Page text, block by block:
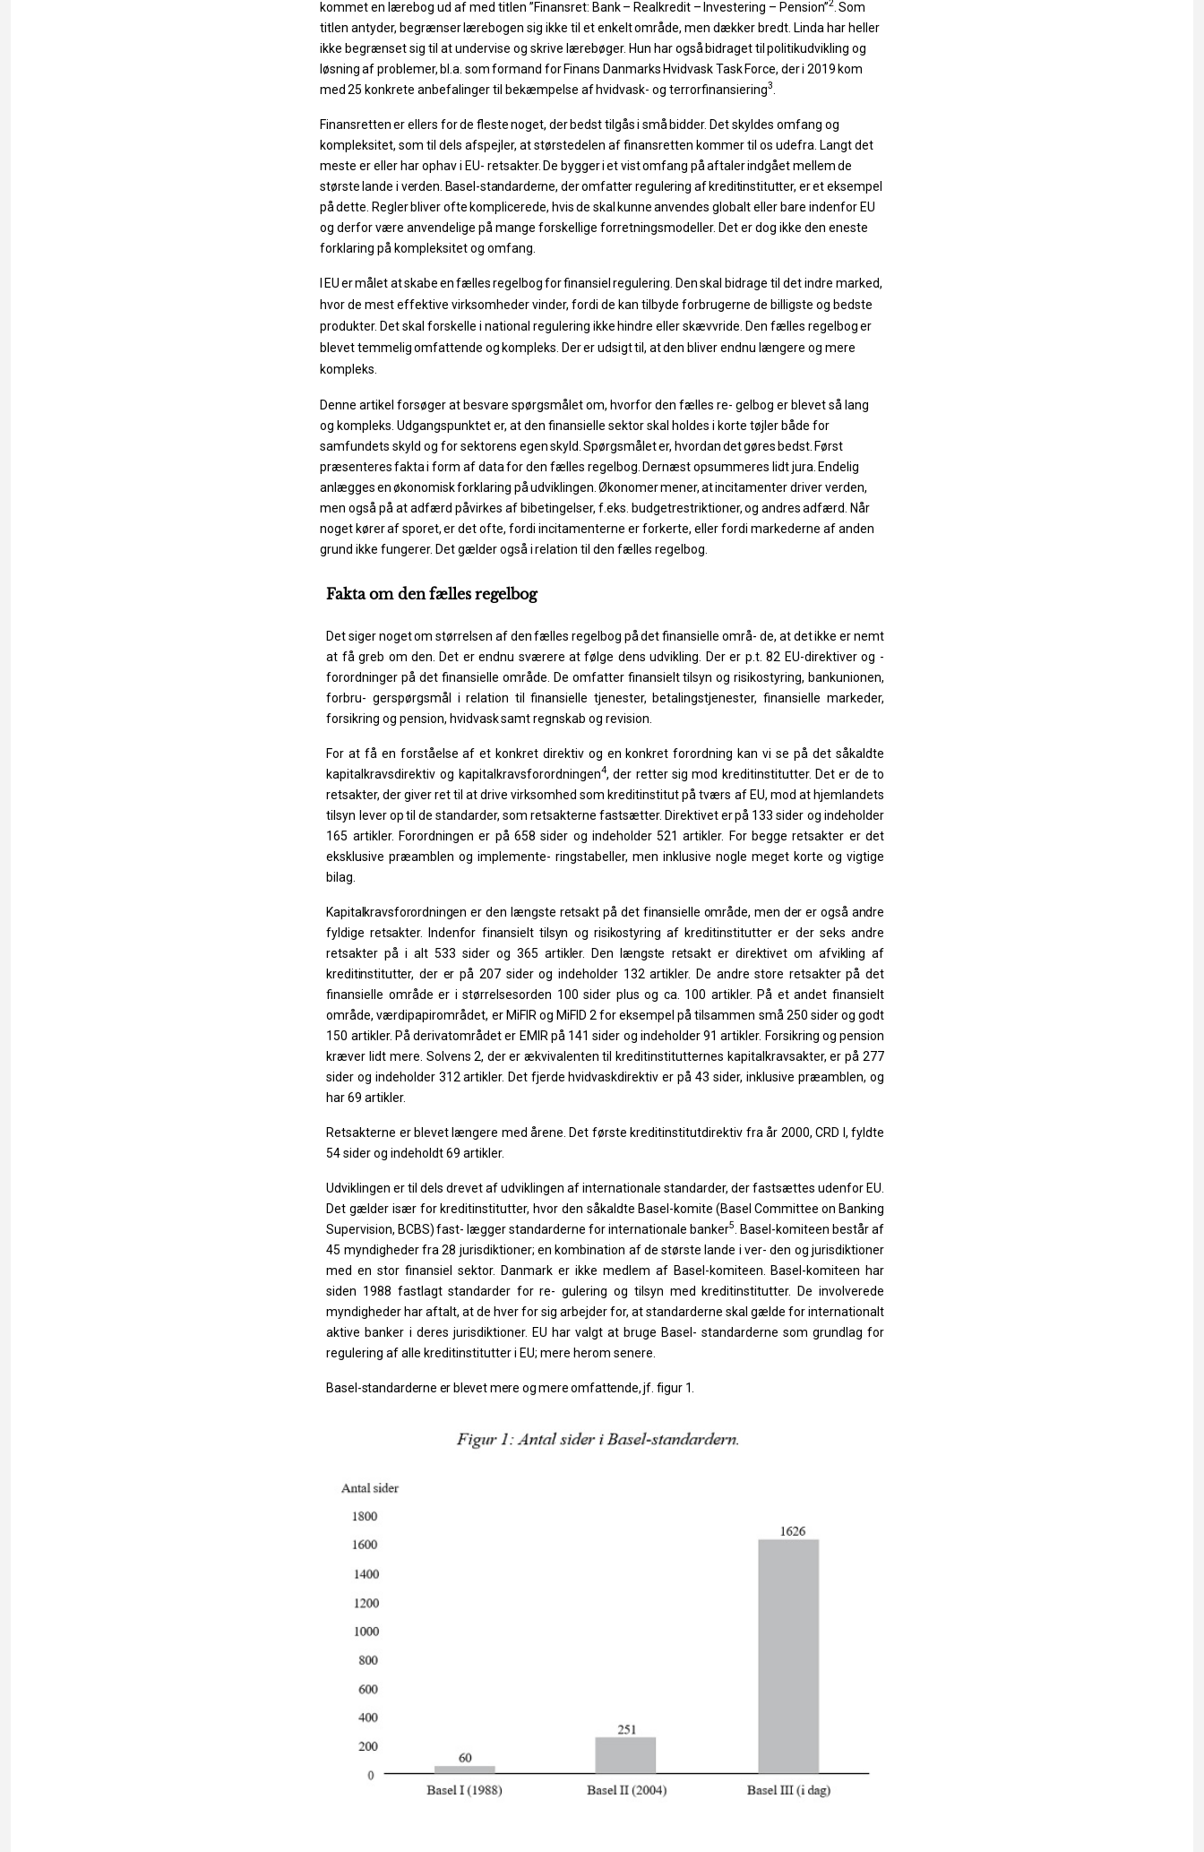
kommet en lærebog ud af med titlen ”Finansret: Bank – Realkredit – Investering – Pension”2. Som
titlen antyder, begrænser lærebogen sig ikke til et enkeltområde, men dækker bredt. Linda har heller
ikke begrænset sig til at undervise og skrive lærebøger. Hun har også bidragettil politikudvikling og
løsning afproblemer, bl.a. somformand for Finans Danmarks HvidvaskTask Force, deri 2019 kom
med 25 konkrete anbefalingertil bekæmpelse af hvidvask- og terrorfinansiering3
Finansretten erellers forde flestenoget, der bedsttilgåsi små bidder. Det skyldes omfang og
kompleksitet, som til dels afspejler, at størstedelen af finansretten kommer til os udefra. Langt det
meste er eller har ophav i EU- retsakter. De byggeri etvistomfang påaftalerindgåetmellemde
største lande i verden. Basel-standarderne, der omfatter regulering af kreditinstitutter, ereteksempel
på dette. Regler bliverofte komplicerede, hvisde skal kunne anvendes globalt eller bare indenfor EU
og derfor være anvendelige på mange forskellige forretningsmodeller. Det er dog ikke den eneste
forklaring på kompleksitet og omfang.
EU ermåletatskabeenfællesregelbogforfinansiel regulering. Denskal bidrage til det indre marked,
hvor de mest effektive virksomheder vinder, fordi de kan tilbyde forbrugerne de billigste og bedste
produkter. Det skal forskelle i national regulering ikke hindre ellerskævvride. Den fælles regelbog er
blevettemmeligomfattende og kompleks. Dererudsigttil, atden bliver endnu længere og mere
kompleks.
Denne artikel forsøger at besvare spørgsmålet om, hvorfor den fælles re- gelbog er blevet så lang
og kompleks. Udgangspunktet er, at den finansielle sektor skal holdes i korte tøjler både for
samfundets skyld og for sektorens egenskyld. Spørgsmåleter, hvordandetgøres bedst. Først
præsenteresfakta i form afdata for den fælles regelbog. Dernæstopsummeres lidtjura. Endelig
anlæggesen økonomiskforklaring påudviklingen. Økonomermener,atincitamenter driver verden,
men også på at adfærd påvirkes af bibetingelser, f.eks. budgetrestriktioner,og andresadfærd.
Når
noget kørerafsporet,erdet ofte, fordi incitamenterne er forkerte, eller fordi markederne af anden
grund ikke fungerer. Detgælder også i relation til den fælles regelbog.
Fakta om den fælles regelbog
Detsigernogetom størrelsen afden fælles regelbog på detfinansielle områ- de, at detikke ernemt
at få greb om den. Det er endnu sværere at følge dens udvikling. Der er p.t. 82 EU-direktiver og -
forordninger på det finansielle område. De omfatter finansielt tilsyn og risikostyring, bankunionen,
forbru- gerspørgsmål
i relation til finansielle tjenester, betalingstjenester, finansielle markeder,
forsikring og pension, hvidvasksamtregnskab og revision.
For at få en forståelse af et konkret direktiv og en konkret forordning kan vi se på det såkaldte
kapitalkravsdirektiv og kapitalkravsforordningen4, der retter sig mod kreditinstitutter. Det er de to
retsakter, der giverrettil atdrive virksomhed som kreditinstitut på tværs af EU, mod at hjemlandets
tilsyn leverop til de standarder, som retsakterne fastsætter. Direktivet erpå 133 sider og indeholder
165 artikler. Forordningen er på 658 sider og indeholder 521 artikler. For begge retsakter er det
eksklusive præamblen og implemente- ringstabeller, men inklusive nogle meget korte og vigtige
bilag.
Kapitalkravsforordningen er den længste retsakt på det finansielle område, men der er også andre
fyldige retsakter. Indenfor finansielt tilsyn og risikostyring af kreditinstitutter er der seks andre
retsakter på i alt 533 sider og 365 artikler. Den længste retsakt er direktivet om afvikling af
kreditinstitutter, der erpå 207 sider og indeholder 132 artikler. De andre store retsakter på det
finansielle område er i størrelsesorden 100 sider plus og ca. 100 artikler. På et andet finansielt
område, værdipapirområdet, er MiFIR og MiFID 2 foreksempel på tilsammen små 250 sider og godt
150 artikler. På derivatområdet er EMIR på 141 sider og indeholder 91 artikler. Forsikring og pension
kræver lidt mere. Solvens 2, der er ækvivalenten til kreditinstitutternes kapitalkravsakter, er på 277
sider og indeholder 312 artikler. Det fjerde hvidvaskdirektiv er på 43 sider, inklusive præamblen, og
har 69 artikler.
Retsakterne er blevet længere med årene. Det første kreditinstitutdirektiv fra år 2000, CRD I, fyldte
54 sider og indeholdt 69 artikler.
Udviklingen er til dels drevet afudviklingen afinternationale standarder, derfastsættes udenfor EU.
Det gælder især for kreditinstitutter, hvor den såkaldte Basel-komite (Basel Committee on Banking
Supervision, BCBS)fast- lægger standarderne for internationale banker5
. Basel-komiteen består af
45 myndigheder fra 28 jurisdiktioner; en kombination af de største lande i ver- den og jurisdiktioner
med en stor finansiel sektor. Danmark er ikke medlem af Basel-komiteen. Basel-komiteen har
siden 1988 fastlagt standarder for re- gulering og tilsyn med kreditinstitutter. De involverede
myndigheder haraftalt, atde hverforsig arbejderfor, atstandarderne skal gælde forinternationalt
aktive banker i deres jurisdiktioner. EU har valgt at bruge Basel- standarderne som grundlag for
regulering af alle kreditinstitutter i EU; mere herom senere.
Basel-standarderne er blevetmere ogmere omfattende, jf. figur 1.